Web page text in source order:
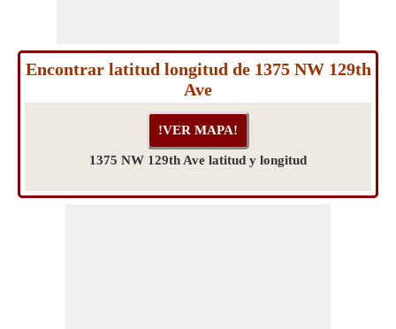
Encontrar latitud longitud de 1375 NW 129th
Ave
1375 NW 129th Ave latitud y longitud